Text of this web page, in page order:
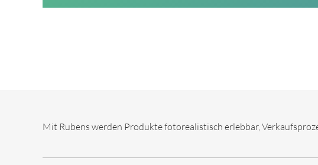
Mit Rubens werden Produkte fotorealistisch erlebbar,